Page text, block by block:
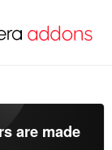
المحتوى
are made